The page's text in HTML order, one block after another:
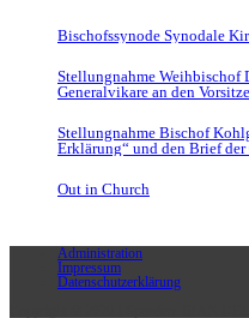
Bischofssynode Synodale
Stellungnahme Weihbischof
Generalvikare an den
Stellungnahme Bischof
Erklärung“ und den Brief
Out in Church
Administration
Impressum
Datenschutzerklärung